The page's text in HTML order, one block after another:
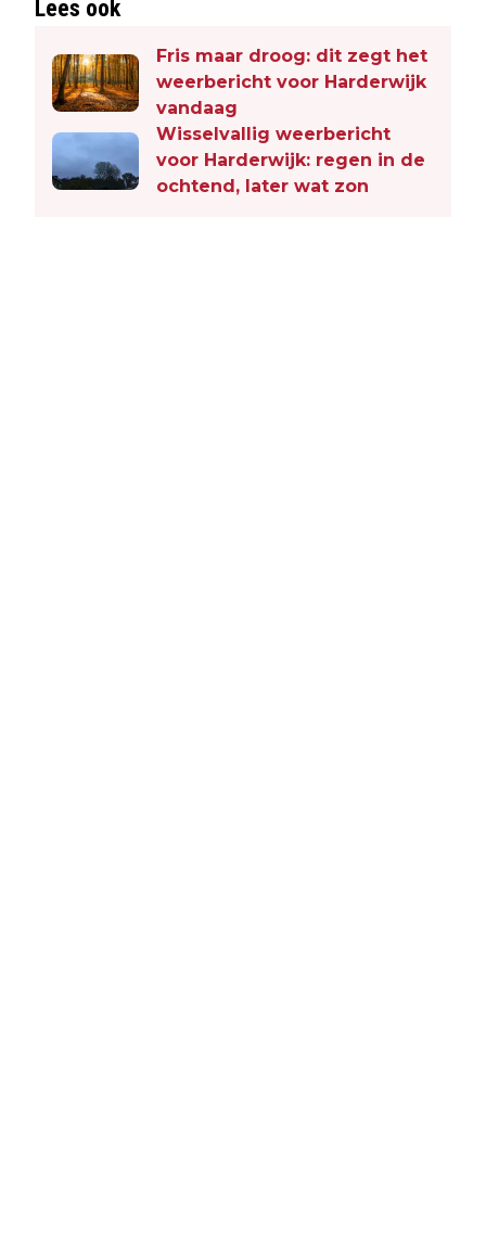
Lees ook
Fris maar droog: dit zegt het
weerbericht voor Harderwijk
vandaag
Wisselvallig weerbericht
voor Harderwijk: regen in de
ochtend, later wat zon